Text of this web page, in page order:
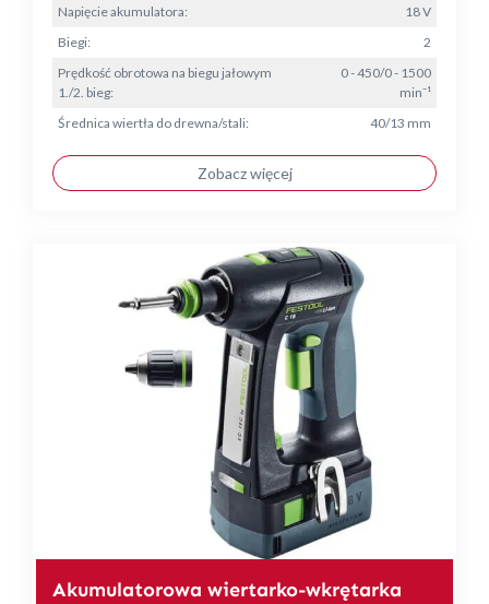
Napięcie akumulatora:
18 V
Biegi:
2
Prędkość obrotowa na biegu jałowym
1./2. bieg:
0 - 450/0 - 1500
min⁻¹
Średnica wiertła do drewna/stali:
40/13 mm
Zobacz więcej
Akumulatorowa wiertarko-wkrętarka